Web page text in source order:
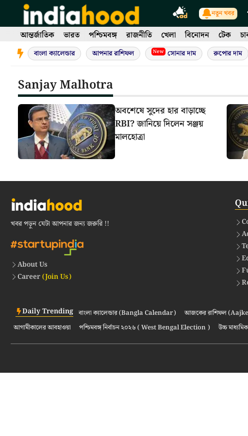
content
নতুন খবর
আন্তর্জাতিক ভারত পশ্চিমবঙ্গ রাজনীতি খেলা বিনোদন টেক
বাংলা ক্যালেন্ডার আপনার রাশিফল New সোনার দাম রুপোর দাম
Sanjay Malhotra
অবশেষে সুদের হার বাড়াচ্ছে
RBI? জানিয়ে দিলেন সঞ্জয়
মালহোত্রা
খবর পড়ুন যেটা আপনার জন্য জরুরি !!
About Us
Career(Join Us)
Daily Trending বাংলা ক্যালেন্ডার (Bangla Calendar) আজকের রাশিফল
আগামীকালের আবহাওয়া
পশ্চিমবঙ্গ নির্বাচন ২০২৬ ( West Bengal Election ) উচ্চ